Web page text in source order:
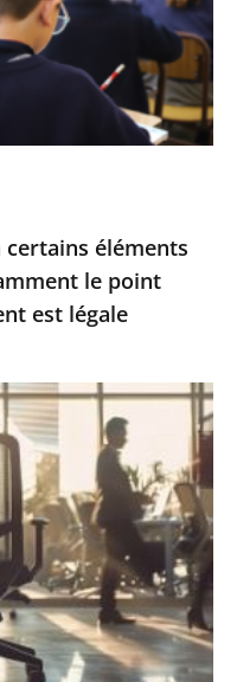
éléments
le point
est légale